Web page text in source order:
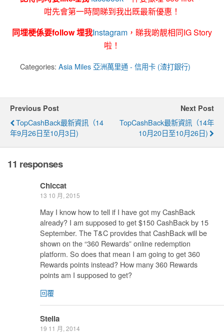
咁先會第一時間睇到我出既最新優惠！
同埋梗係要follow 埋我Instagram ，睇我啲靚相同IG Story
啦！
Categories: Asia Miles 亞洲萬里通 - 信用卡 (渣打銀行)
Previous Post
TopCashBack最新資訊（14
年9月26日至10月3日)
Next Post
TopCashBack最新資訊（14年
10月20日至10月26日)
11 responses
Chiccat
13 10 月, 2015
May I know how to tell if I have got my CashBack
already? I am supposed to get $150 CashBack by 15
September. The T&C provides that CashBack will be
shown on the “360 Rewards” online redemption
platform. So does that mean I am going to get 360
Rewards points instead? How many 360 Rewards
points am I supposed to get?
回覆
Stella
19 11 月, 2014